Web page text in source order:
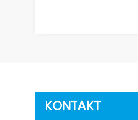
KONTAKT